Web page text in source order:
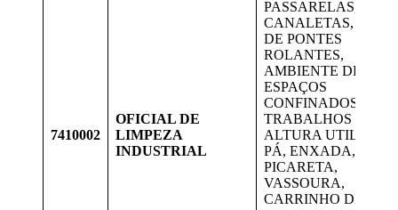
7410002
OFICIAL DE
LIMPEZA
INDUSTRIAL
PASSARELAS,
CANALETAS,
DE PONTES
ROLANTES,
AMBIENTE DE
ESPAÇOS
CONFINADOS,
TRABALHOS EM
ALTURA
PÁ, ENXADA,
PICARETA,
VASSOURA,
CARRINHO DE